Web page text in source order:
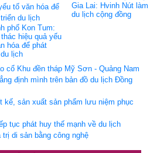
phố Kon Tum:
thác hiệu quả yếu
hóa để phát
lịch
Gia Lai: Hvinh Nút làm
du lịch cộng đồng
cổ Khu đền tháp Mỹ Sơn - Quảng Nam
định mình trên bản đồ du lịch Đồng
kế, sản xuất sản phẩm lưu niệm phục
tục phát huy thế mạnh về du lịch
di sản bằng công nghệ